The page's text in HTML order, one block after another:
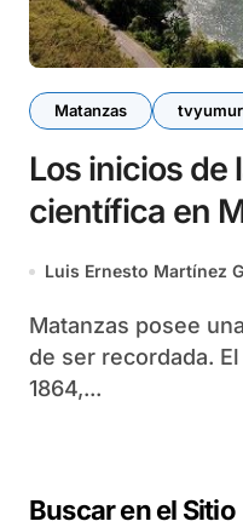
Matanzas
Los inicios de
científica en
Luis Ernesto Martínez
Matanzas posee una tradición científica digna
de ser recordada.
1864,...
Buscar en el Sitio